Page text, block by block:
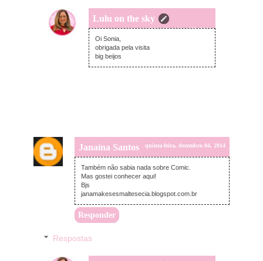
Lulu on the sky
sexta-feira, dezembro 05, 2014
Oi Sonia,
obrigada pela visita
big beijos
Janaína Santos quinta-feira, dezembro 04, 2014
Também não sabia nada sobre Comic.
Mas gostei conhecer aqui!
Bjs
janamakesesmaltesecia.blogspot.com.br
Responder
Respostas